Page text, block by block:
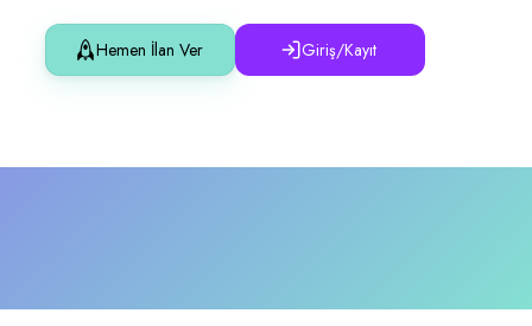
Hemen İlan Ver Giriş/Kayıt